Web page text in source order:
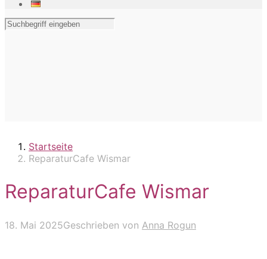
Startseite
ReparaturCafe Wismar
ReparaturCafe Wismar
18. Mai 2025Geschrieben von Anna Rogun